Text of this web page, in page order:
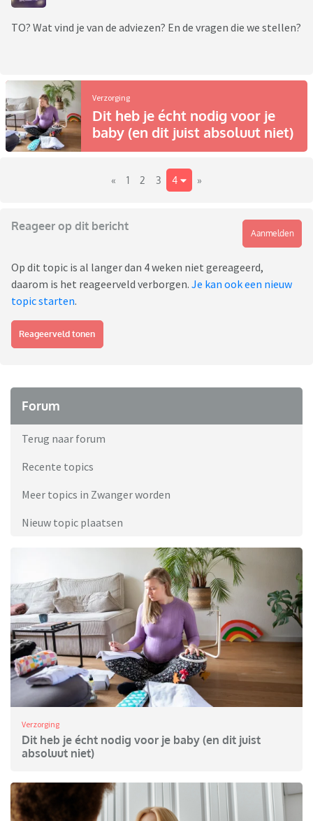
TO? Wat vind je van de adviezen? En de vragen die we stellen?
Verzorging
Dit heb je écht nodig voor je
baby (en dit juist absoluut niet)
« 1 2 3 4 »
Reageer op dit bericht
Aanmelden
Op dit topic is al langer dan 4 weken niet gereageerd,
daarom is het reageerveld verborgen. Je kan ook een nieuw
topic starten.
Reageerveld tonen
Forum
Terug naar forum
Recente topics
Meer topics in Zwanger worden
Nieuw topic plaatsen
Verzorging
Dit heb je écht nodig voor je baby (en dit juist
absoluut niet)